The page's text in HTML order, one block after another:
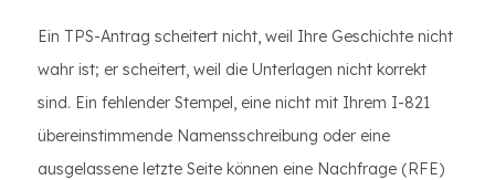
Ein TPS-Antrag scheitert nicht, weil Ihre Geschichte nicht
wahr ist; er scheitert, weil die Unterlagen nicht korrekt
sind. Ein fehlender Stempel, eine nicht mit Ihrem I-821
übereinstimmende Namensschreibung oder eine
ausgelassene letzte Seite können eine Nachfrage (RFE)